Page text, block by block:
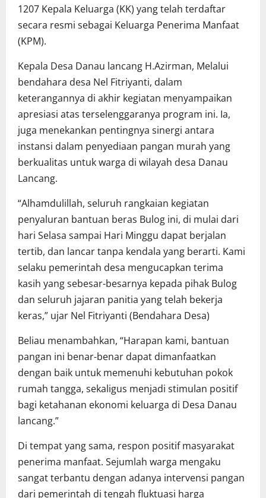
1207 Kepala Keluarga (KK) yang telah terdaftar
secara resmi sebagai Keluarga Penerima Manfaat
(KPM).
Kepala Desa Danau lancang H.Azirman, Melalui
bendahara desa Nel Fitriyanti, dalam
keterangannya di akhir kegiatan menyampaikan
apresiasi atas terselenggaranya program ini. Ia,
juga menekankan pentingnya sinergi antara
instansi dalam penyediaan pangan murah yang
berkualitas untuk warga di wilayah desa Danau
Lancang.
“Alhamdulillah, seluruh rangkaian kegiatan
penyaluran bantuan beras Bulog ini, di mulai dari
hari Selasa sampai Hari Minggu dapat berjalan
tertib, dan lancar tanpa kendala yang berarti. Kami
selaku pemerintah desa mengucapkan terima
kasih yang sebesar-besarnya kepada pihak Bulog
dan seluruh jajaran panitia yang telah bekerja
keras,” ujar Nel Fitriyanti (Bendahara Desa)
Beliau menambahkan, “Harapan kami, bantuan
pangan ini benar-benar dapat dimanfaatkan
dengan baik untuk memenuhi kebutuhan pokok
rumah tangga, sekaligus menjadi stimulan positif
bagi ketahanan ekonomi keluarga di Desa Danau
lancang.”
Di tempat yang sama, respon positif masyarakat
penerima manfaat. Sejumlah warga mengaku
sangat terbantu dengan adanya intervensi pangan
dari pemerintah di tengah fluktuasi harga